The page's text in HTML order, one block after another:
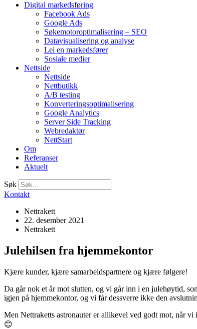
Digital markedsføring
Facebook Ads
Google Ads
Søkemotoroptimalisering – SEO
Datavisualisering og analyse
Lei en markedsfører
Sosiale medier
Nettside
Nettside
Nettbutikk
A/B testing
Konverteringsoptimalisering
Google Analytics
Server Side Tracking
Webredaktør
NettStart
Om
Referanser
Aktuelt
Søk
Kontakt
Nettrakett
22. desember 2021
Nettrakett
Julehilsen fra hjemmekontor
Kjære kunder, kjære samarbeidspartnere og kjære følgere!
Da går nok et år mot slutten, og vi går inn i en julehøytid,
igjen på hjemmekontor, og vi får dessverre ikke den
Men Nettraketts astronauter er allikevel ved godt mot, når
😊